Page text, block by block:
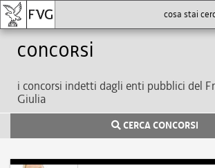
Concorsi
i concorsi indetti dagli enti pubblici del
Giulia
CERCA CONCORSI